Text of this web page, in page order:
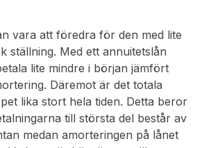
vara att föredra för den med lite
ställning. Med ett annuitetslån
lite mindre i början jämfört
Däremot är det totala
lika stort hela tiden. Detta beror
till största del består av
medan amorteringen på lånet